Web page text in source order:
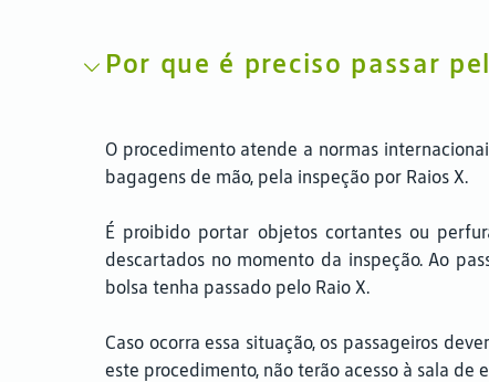
Por que é preciso passar
O procedimento atende a normas
bagagens de mão, pela inspeção por Raios X.
É proibido portar objetos cortantes ou
descartados no momento da inspeção. Ao
bolsa tenha passado pelo Raio X.
Caso ocorra essa situação, os passageiros
este procedimento, não terão acesso à sala de